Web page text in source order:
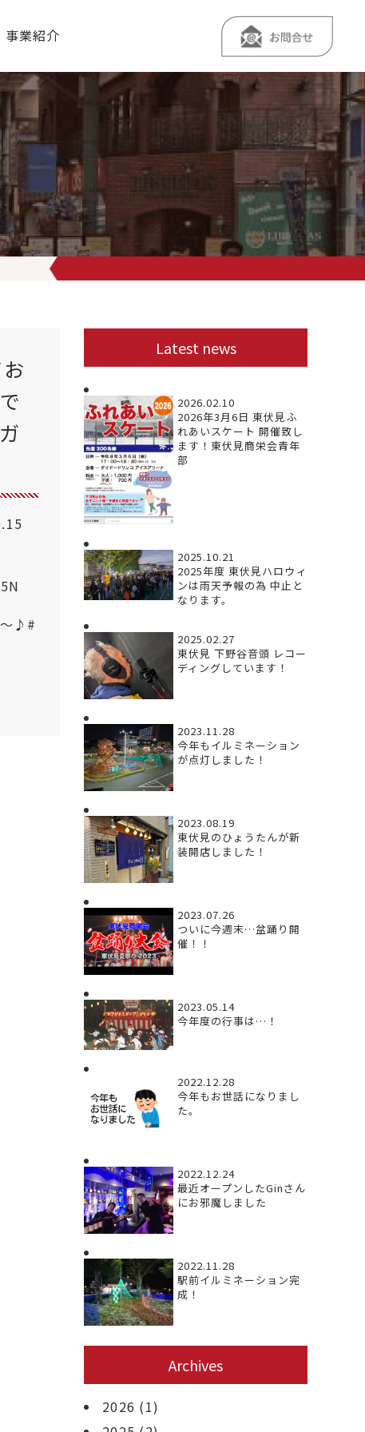
事業紹介
、2サイズ潤沢にご用意！人気商品ですのでお待ち頂いていた方は
♪ #
Latest news
2026.02.10
2026年3月6日 東伏見ふ
れあいスケート 開催致し
ます！東伏見商栄会青年
部
2025.10.21
2025年度 東伏見ハロウィ
ンは雨天予報の為 中止と
なります。
2025.02.27
東伏見 下野谷音頭 レコー
ディングしています！
2023.11.28
今年もイルミネーション
が点灯しました！
2023.08.19
東伏見のひょうたんが新
装開店しました！
2023.07.26
ついに今週末…盆踊り開
催！！
2023.05.14
今年度の行事は…！
2022.12.28
今年もお世話になりまし
た。
2022.12.24
最近オープンしたGinさん
にお邪魔しました
2022.11.28
駅前イルミネーション完
成！
Archives
2026 (1)